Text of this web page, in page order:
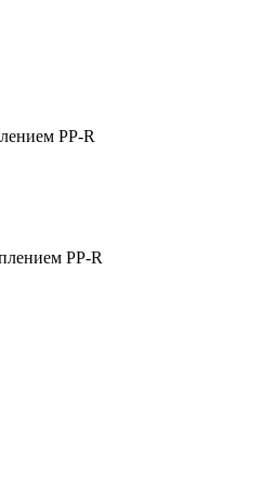
PP-R
PP-R